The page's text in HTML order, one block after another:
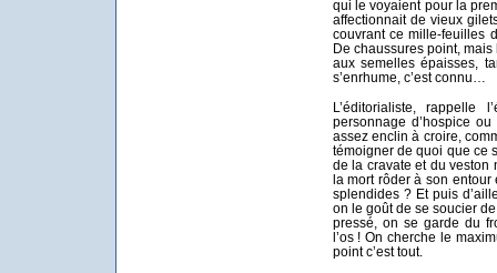
qui le voyaient pour la
affectionnait de vieux
couvrant ce mille-feuilles
De chaussures point,
aux semelles épaisses,
s’enrhume, c’est connu…
L’éditorialiste, rappelle
personnage d’hospice
assez enclin à croire,
témoigner de quoi que ce
de la cravate et du veston
la mort rôder à son entour
splendides ? Et puis
on le goût de se soucier
pressé, on se garde du
l’os ! On cherche le
point c’est tout.